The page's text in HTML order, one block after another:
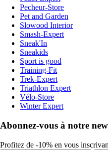
Pecheur-Store
Pet and Garden
Slowood Interior
Smash-Expert
Sneak'In
Sneakids
Sport is good
Training-Fit
Trek-Expert
Triathlon Expert
Vélo-Store
Winter Expert
Abonnez-vous à notre
Profitez de -10% en vous